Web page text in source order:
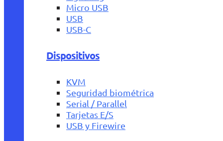
Micro USB
USB
USB-C
Dispositivos
KVM
Seguridad biométrica
Serial / Parallel
Tarjetas E/S
USB y Firewire